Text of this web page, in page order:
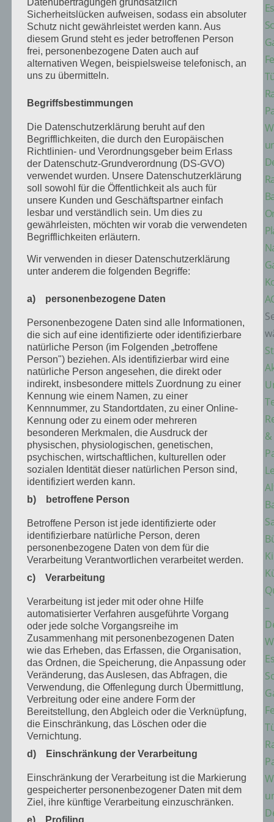
&
–
Sicherheitslücken aufweisen, sodass ein absoluter
Schutz nicht gewährleistet werden kann. Aus
diesem Grund steht es jeder betroffenen Person
frei, personenbezogene Daten auch auf
alternativen Wegen, beispielsweise telefonisch, an
uns zu übermitteln.
Begriffsbestimmungen
Die Datenschutzerklärung beruht auf den
Begrifflichkeiten, die durch den Europäischen
Richtlinien- und Verordnungsgeber beim Erlass
der Datenschutz-Grundverordnung (DS-GVO)
verwendet wurden. Unsere Datenschutzerklärung
soll sowohl für die Öffentlichkeit als auch für
unsere Kunden und Geschäftspartner einfach
lesbar und verständlich sein. Um dies zu
gewährleisten, möchten wir vorab die verwendeten
Begrifflichkeiten erläutern.
Wir verwenden in dieser Datenschutzerklärung
unter anderem die folgenden Begriffe:
a) personenbezogene Daten
Personenbezogene Daten sind alle Informationen,
die sich auf eine identifizierte oder identifizierbare
natürliche Person (im Folgenden „betroffene
Person") beziehen. Als identifizierbar wird eine
natürliche Person angesehen, die direkt oder
indirekt, insbesondere mittels Zuordnung zu einer
Kennung wie einem Namen, zu einer
Kennnummer, zu Standortdaten, zu einer Online-
Kennung oder zu einem oder mehreren
besonderen Merkmalen, die Ausdruck der
physischen, physiologischen, genetischen,
psychischen, wirtschaftlichen, kulturellen oder
sozialen Identität dieser natürlichen Person sind,
identifiziert werden kann.
b) betroffene Person
Betroffene Person ist jede identifizierte oder
identifizierbare natürliche Person, deren
personenbezogene Daten von dem für die
Verarbeitung Verantwortlichen verarbeitet werden.
c) Verarbeitung
Verarbeitung ist jeder mit oder ohne Hilfe
automatisierter Verfahren ausgeführte Vorgang
oder jede solche Vorgangsreihe im
Zusammenhang mit personenbezogenen Daten
wie das Erheben, das Erfassen, die Organisation,
das Ordnen, die Speicherung, die Anpassung oder
Veränderung, das Auslesen, das Abfragen, die
Verwendung, die Offenlegung durch Übermittlung,
Verbreitung oder eine andere Form der
Bereitstellung, den Abgleich oder die Verknüpfung,
die Einschränkung, das Löschen oder die
Vernichtung.
d) Einschränkung der Verarbeitung
Einschränkung der Verarbeitung ist die Markierung
gespeicherter personenbezogener Daten mit dem
Ziel, ihre künftige Verarbeitung einzuschränken.
e) Profiling